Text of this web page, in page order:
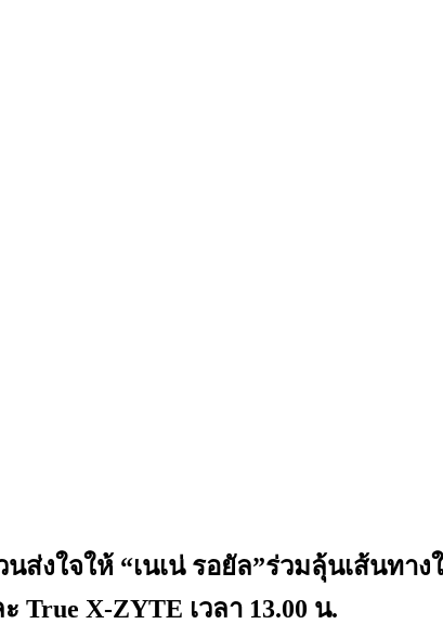
งใจให้ “เนเน่ รอยัล”ร่วมลุ้นเส้นทาง
True X-ZYTE เวลา 13.00 น.